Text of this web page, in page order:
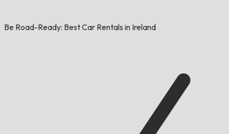
Be Road-Ready: Best Car Rentals in Ireland